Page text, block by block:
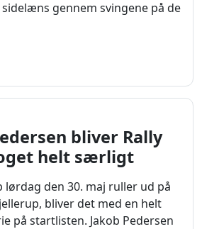
gennem svingene på de
bliver Rally
helt særligt
lørdag den 30. maj ruller ud på
bliver det med en helt
på startlisten. Jakob Pedersen